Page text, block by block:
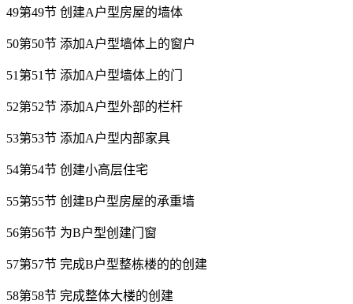
49第49节 创建A户型房屋的墙体
50第50节 添加A户型墙体上的窗户
51第51节 添加A户型墙体上的门
52第52节 添加A户型外部的栏杆
53第53节 添加A户型内部家具
54第54节 创建小高层住宅
55第55节 创建B户型房屋的承重墙
56第56节 为B户型创建门窗
57第57节 完成B户型整栋楼的的创建
58第58节 完成整体大楼的创建